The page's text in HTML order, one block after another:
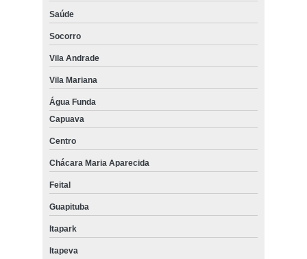
Saúde
Socorro
Vila Andrade
Vila Mariana
Água Funda
Capuava
Centro
Chácara Maria Aparecida
Feital
Guapituba
Itapark
Itapeva